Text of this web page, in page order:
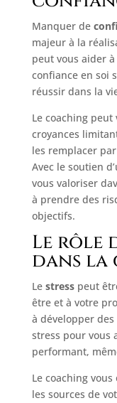
Manquer de
majeur à la
peut vous aider
confiance en soi
réussir dans la
Le coaching
croyances
les remplacer
Avec le soutien
vous valoriser
à prendre des
objectifs.
Le rôle
dans la
Le stresspeut
être et à votre
à développer
stress pour vous
performant,
Le coaching
les sources de